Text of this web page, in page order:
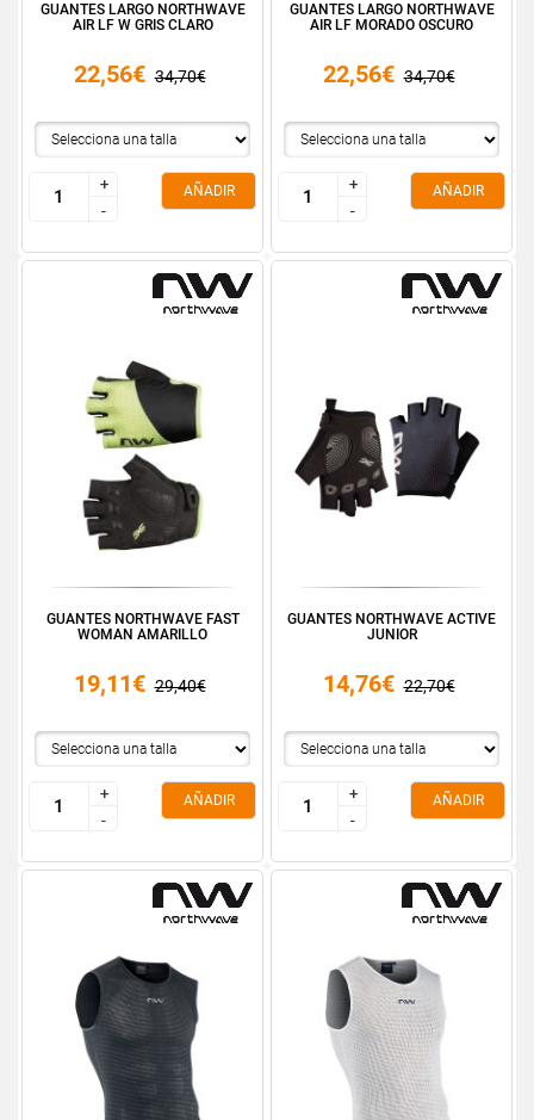
GUANTES LARGO NORTHWAVE
AIR LF W GRIS CLARO
22,56€ 34,70€
+
-
+
-
AÑADIR
GUANTES LARGO NORTHWAVE
AIR LF MORADO OSCURO
22,56€ 34,70€
+
-
+
-
AÑADIR
GUANTES NORTHWAVE FAST
WOMAN AMARILLO
19,11€ 29,40€
+
-
+
-
AÑADIR
GUANTES NORTHWAVE ACTIVE
JUNIOR
14,76€ 22,70€
+
-
+
-
AÑADIR